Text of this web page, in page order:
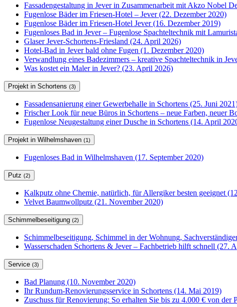
Fassadengestaltung in Jever in Zusammenarbeit mit Akzo Nobel
Fugenlose Bäder im Friesen-Hotel – Jever (22. Dezember 2020)
Fugenlose Bäder im Friesen-Hotel Jever (16. Dezember 2019)
Fugenloses Bad in Jever – Fugenlose Spachteltechnik mit
Glaser Jever-Schortens-Friesland (24. April 2026)
Hotel-Bad in Jever bald ohne Fugen (1. Dezember 2020)
Verwandlung eines Badezimmers – kreative Spachteltechnik in
Was kostet ein Maler in Jever? (23. April 2026)
Projekt in Schortens (3)
Fassadensanierung einer Gewerbehalle in Schortens (25. Juni
Frischer Look für neue Büros in Schortens – neue Farben, neuer
Fugenlose Neugestaltung einer Dusche in Schortens (14. April
Projekt in Wilhelmshaven (1)
Fugenloses Bad in Wilhelmshaven (17. September 2020)
Putz (2)
Kalkputz ohne Chemie, natürlich, für Allergiker besten geeignet
Velvet Baumwollputz (21. November 2020)
Schimmelbeseitigung (2)
Schimmelbeseitigung, Schimmel in der Wohnung,
Wasserschaden Schortens & Jever – Fachbetrieb hilft schnell (27.
Service (3)
Bad Planung (10. November 2020)
Ihr Rundum-Renovierungsservice in Schortens (14. Mai 2019)
Zuschuss für Renovierung: So erhalten Sie bis zu 4.000 € von